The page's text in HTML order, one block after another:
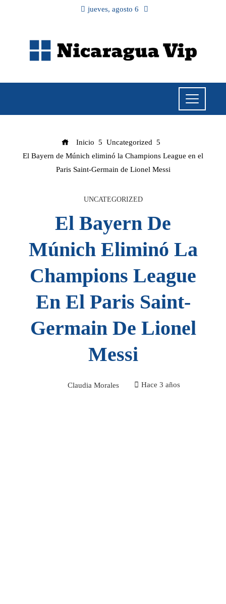
jueves, agosto 6
Inicio
Uncategorized
El Bayern de Múnich eliminó la Champions League en el
Paris Saint-Germain de Lionel Messi
UNCATEGORIZED
El Bayern De
Múnich Eliminó La
Champions League
En El Paris Saint-
Germain De Lionel
Messi
Claudia Morales Hace 3 años